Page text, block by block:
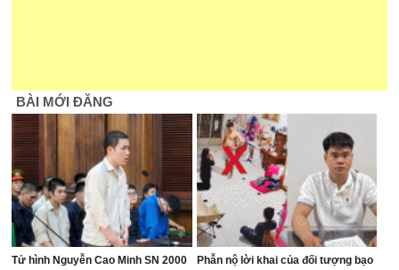
BÀI MỚI ĐĂNG
Tử hình Nguyễn Cao Minh SN 2000
Phẫn nộ lời khai của đối tượng bạo